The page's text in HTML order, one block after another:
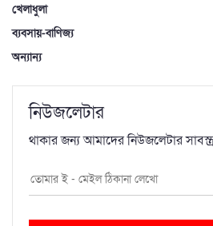
খেলাধুলা
ব্যবসায়-বাণিজ্য
অন্যান্য
নিউজলেটার
থাকার জন্য আমাদের নিউজলেটার